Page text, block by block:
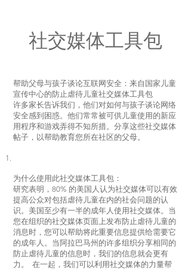
社交媒体工具包
帮助父母与孩子谈论互联网安全：来自国家儿童
宣传中心的防止虐待儿童社交媒体工具包
许多家长告诉我们，他们对如何与孩子谈论网络
安全感到困惑。他们常常被可供儿童使用的新应
用程序和游戏弄得不知所措。分享这些社交媒体
帖子，以帮助教育您所在社区的父母。
为什么使用此社交媒体工具包：
研究表明，80% 的美国人认为社交媒体可以有效
提高公众对包括虐待儿童在内的社会问题的认
识。美国至少有一半的成年人使用社交媒体。当
您在组织的社交媒体页面上发布防止虐待儿童的
消息时，您可以帮助将此重要信息提供给需要它
的成年人。当阿拉巴马州的许多组织分享相同的
防止虐待儿童的信息时，我们的信息就会更有
力。 在一起，我们可以利用社交媒体的力量帮